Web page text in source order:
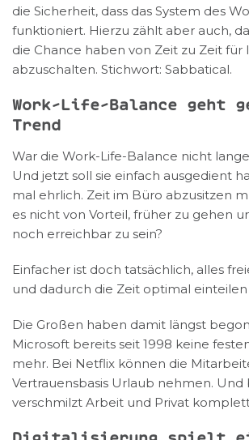
die Sicherheit, dass das System des
funktioniert. Hierzu zählt aber auch,
die Chance haben von Zeit zu Zeit für
abzuschalten. Stichwort: Sabbatical.
Work-Life-Balance geht
Trend
War die Work-Life-Balance nicht
Und jetzt soll sie einfach ausgedient
mal ehrlich. Zeit im Büro abzusitzen
es nicht von Vorteil, früher zu gehen
noch erreichbar zu sein?
Einfacher ist doch tatsächlich, alles
und dadurch die Zeit optimal
Die Großen haben damit längst
Microsoft bereits seit 1998 keine
mehr. Bei Netflix können die
Vertrauensbasis Urlaub nehmen. Und
verschmilzt Arbeit und Privat